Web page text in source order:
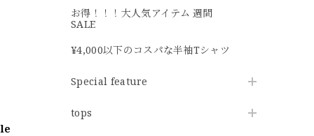
お得！！！大人気アイテム 週間
SALE
¥4,000以下のコスパな半袖Tシャツ
Special feature
tops